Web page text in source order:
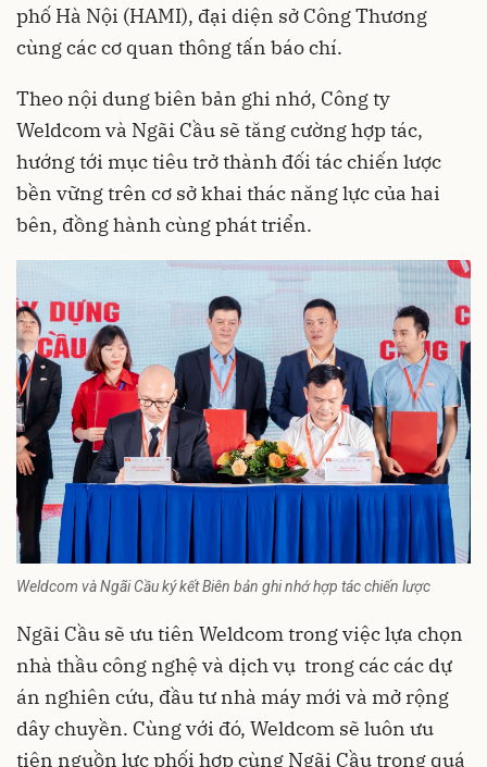
phố Hà Nội (HAMI), đại diện sở Công Thương
cùng các cơ quan thông tấn báo chí.
Theo nội dung biên bản ghi nhớ, Công ty
Weldcom và Ngãi Cầu sẽ tăng cường hợp tác,
hướng tới mục tiêu trở thành đối tác chiến lược
bền vững trên cơ sở khai thác năng lực của hai
bên, đồng hành cùng phát triển.
Weldcom và Ngãi Cầu ký kết Biên bản ghi nhớ hợp tác chiến lược
Ngãi Cầu sẽ ưu tiên Weldcom trong việc lựa chọn
nhà thầu công nghệ và dịch vụ trong các các dự
án nghiên cứu, đầu tư nhà máy mới và mở rộng
dây chuyền. Cùng với đó, Weldcom sẽ luôn ưu
tiên nguồn lực phối hợp cùng Ngãi Cầu trong quá